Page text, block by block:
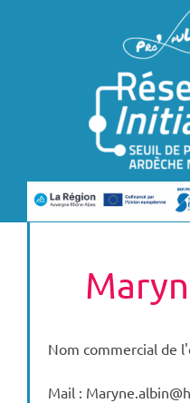
Nom commercial de
Mail :